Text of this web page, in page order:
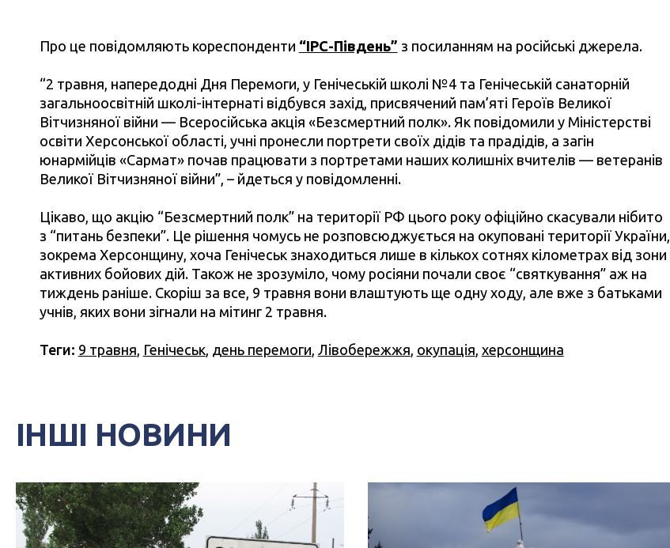
Про це повідомляють кореспонденти “IPC-Південь” з посиланням на російські джерела.
“2 травня, напередодні Дня Перемоги, у Генічеській школі №4 та Генічеській санаторній
загальноосвітній школі-інтернаті відбувся захід, присвячений пам’яті Героїв Великої
Вітчизняної війни — Всеросійська акція «Безсмертний полк». Як повідомили у Міністерстві
освіти Херсонської області, учні пронесли портрети своїх дідів та прадідів, а загін
юнармійців «Сармат» почав працювати з портретами наших колишніх вчителів — ветеранів
Великої Вітчизняної війни”, – йдеться у повідомленні.
Цікаво, що акцію “Безсмертний полк” на території РФ цього року офіційно скасували нібито
з “питань безпеки”. Це рішення чомусь не розповсюджується на окуповані території України,
зокрема Херсонщину, хоча Генічеськ знаходиться лише в кількох сотнях кілометрах від зони
активних бойових дій. Також не зрозуміло, чому росіяни почали своє “святкування” аж на
тиждень раніше. Скоріш за все, 9 травня вони влаштують ще одну ходу, але вже з батьками
учнів, яких вони зігнали на мітинг 2 травня.
Теги: 9 травня, Генічеськ, день перемоги, Лівобережжя, окупація, херсонщина
ІНШІ НОВИНИ